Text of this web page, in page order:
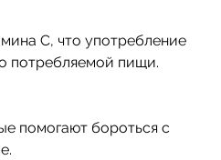
C, что употребление
потребляемой пищи.
помогают бороться с